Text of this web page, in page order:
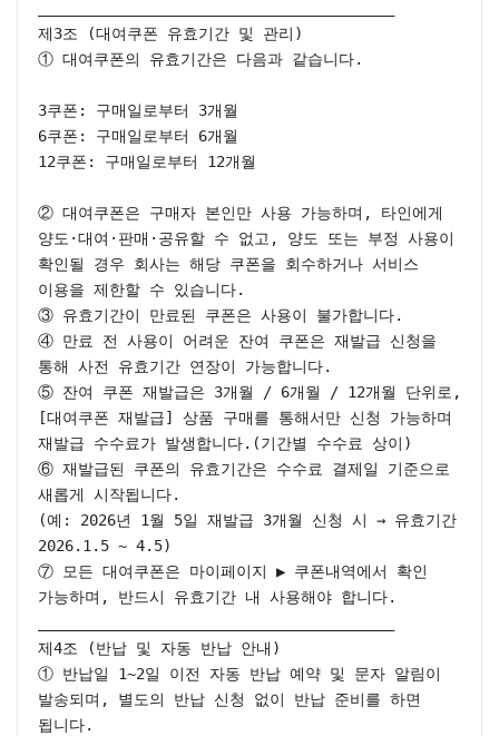
제3조 (대여쿠폰 유효기간 및 관리)
① 대여쿠폰의 유효기간은 다음과 같습니다.
3쿠폰: 구매일로부터 3개월
6쿠폰: 구매일로부터 6개월
12쿠폰: 구매일로부터 12개월
② 대여쿠폰은 구매자 본인만 사용 가능하며, 타인에게
양도·대여·판매·공유할 수 없고, 양도 또는 부정 사용이
확인될 경우 회사는 해당 쿠폰을 회수하거나 서비스
이용을 제한할 수 있습니다.
③ 유효기간이 만료된 쿠폰은 사용이 불가합니다.
④ 만료 전 사용이 어려운 잔여 쿠폰은 재발급 신청을
통해 사전 유효기간 연장이 가능합니다.
⑤ 잔여 쿠폰 재발급은 3개월 / 6개월 / 12개월 단위로,
[대여쿠폰 재발급] 상품 구매를 통해서만 신청 가능하며
재발급 수수료가 발생합니다.(기간별 수수료 상이)
⑥ 재발급된 쿠폰의 유효기간은 수수료 결제일 기준으로
새롭게 시작됩니다.
(예: 2026년 1월 5일 재발급 3개월 신청 시 → 유효기간
2026.1.5 ~ 4.5)
⑦ 모든 대여쿠폰은 마이페이지 ▶ 쿠폰내역에서 확인
가능하며, 반드시 유효기간 내 사용해야 합니다.
제4조 (반납 및 자동 반납 안내)
① 반납일 1~2일 이전 자동 반납 예약 및 문자 알림이
발송되며, 별도의 반납 신청 없이 반납 준비를 하면
됩니다.